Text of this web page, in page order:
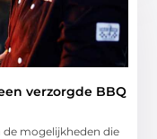
verzorgde BBQ
de mogelijkheden die